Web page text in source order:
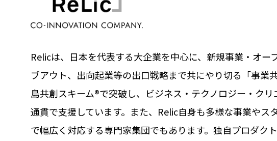
Relicは、日本を代表する大企業を中心に、新規事業・オ
ブアウト、出向起業等の出口戦略まで共にやり切る「事
島共創スキーム®で突破し、ビジネス・テクノロジー・ク
通貫で支援しています。また、Relic自身も多様な事業やス
で幅広く対応する専門家集団でもあります。独自プロダク